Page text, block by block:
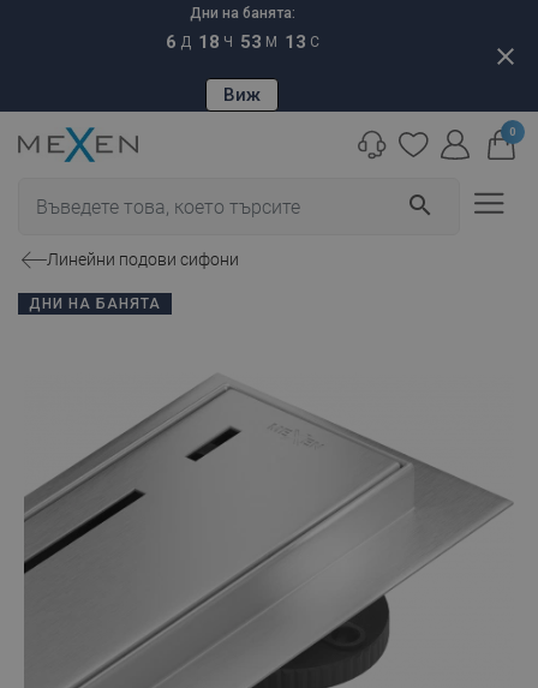
Дни на банята:
6 Д 18 Ч 53 М 12 С
Виж
close
search
0
Линейни подови сифони
ДНИ НА БАНЯТА